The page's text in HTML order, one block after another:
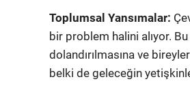
Toplumsal Yansımalar:
bir problem halini alıyor.
dolandırılmasına ve
belki de geleceğin